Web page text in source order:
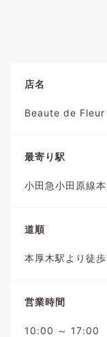
店名
Beaute de
最寄り駅
小田急小田原線
道順
本厚木駅より徒
営業時間
10:00 ～ 17:00